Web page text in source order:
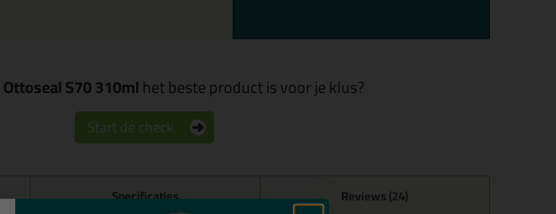
Ottoseal S70 310mlhet beste product is voor je klus?
Start de check
Specificaties Reviews (24)